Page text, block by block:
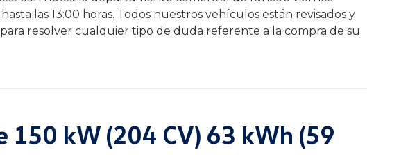
las 13:00 horas. Todos nuestros vehículos están revisados y
resolver cualquier tipo de duda referente a la compra de su
150 kW (204 CV) 63 kWh (59